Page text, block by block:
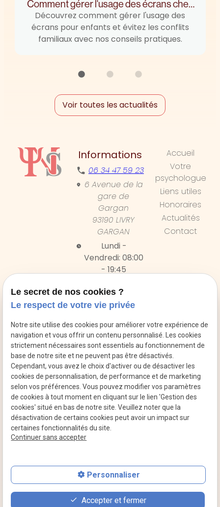
Comment gérer l'usage des écrans chez
les enfants ?
Découvrez comment gérer l'usage des
écrans pour enfants et évitez les conflits
familiaux avec nos conseils pratiques.
Voir toutes les actualités
Informations
06 34 47 59 23
6 Avenue de la
gare de
Gargan
93190 LIVRY
GARGAN
Lundi -
Vendredi: 08:00
- 19:45
18:00
Accueil
Votre
psychologue
Liens utiles
Honoraires
Actualités
Contact
Psychologue
et
thérapeute
Seine-et-
Marne Est
Psychologue et
thérapeute
Seine-et-Marne
Nord-Ouest
Psychologue
et
thérapeute
Seine-Saint-
Denis
Mentions
légales
Politique de
confidentialité
Plan du
Gestion
place event phone
Le secret de nos cookies ?
Le respect de votre vie privée
Notre site utilise des cookies pour améliorer votre expérience de
navigation et vous offrir un contenu personnalisé. Les cookies
strictement nécessaires sont essentiels au fonctionnement de
base de notre site et ne peuvent pas être désactivés.
Cependant, vous avez le choix d'activer ou de désactiver les
cookies de personnalisation, de performance et de marketing
selon vos préférences. Vous pouvez modifier vos paramètres
de cookies à tout moment en cliquant sur le lien 'Gestion des
cookies' situé en bas de notre site. Veuillez noter que la
désactivation de certains cookies peut avoir un impact sur
certaines fonctionnalités du site.
Continuer sans accepter
Personnaliser
Accepter et fermer